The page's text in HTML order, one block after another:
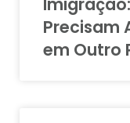
Precisam
em Outro